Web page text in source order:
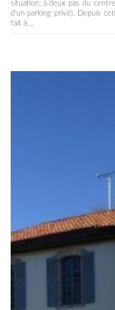
situation, à deux pas du
d'un parking privé). Depuis
fait à...